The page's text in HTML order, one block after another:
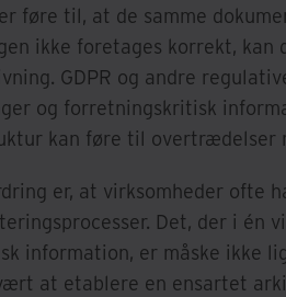
føre til, at de samme
ikke foretages korrekt, kan
GDPR og andre
og forretningskritisk
kan føre til overtrædelser
er, at virksomheder ofte
Det, der i én
information, er måske ikke
at etablere en ensartet